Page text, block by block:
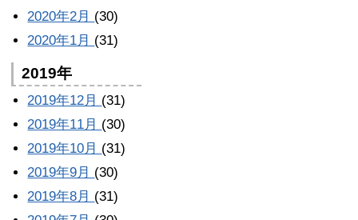
2020年2月 (30)
2020年1月 (31)
2019年
2019年12月 (31)
2019年11月 (30)
2019年10月 (31)
2019年9月 (30)
2019年8月 (31)